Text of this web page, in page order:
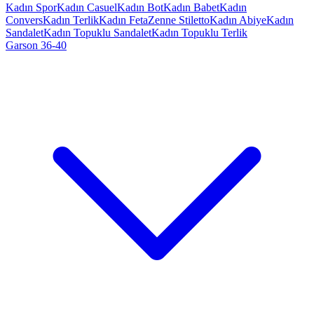
Kadın SporKadın CasuelKadın BotKadın BabetKadın
ConversKadın TerlikKadın FetaZenne StilettoKadın AbiyeKadın
SandaletKadın Topuklu SandaletKadın Topuklu Terlik
Garson 36-40